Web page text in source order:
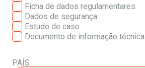
Ficha de dados regulamentares
Dados de segurança
Estudo de caso
Documento de informação técnica
PAÍS